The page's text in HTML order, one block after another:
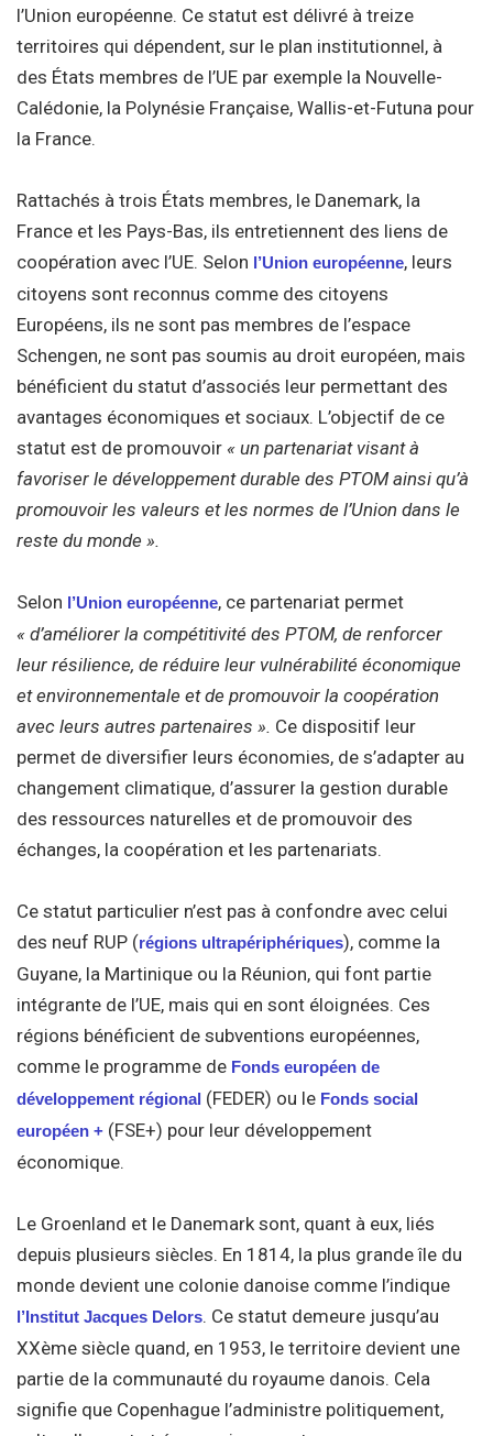
l’Union européenne. Ce statut est délivré à treize
territoires qui dépendent, sur le plan institutionnel, à
des États membres de l’UE par exemple la Nouvelle-
Calédonie, la Polynésie Française, Wallis-et-Futuna pour
la France.
Rattachés à trois États membres, le Danemark, la
France et les Pays-Bas, ils entretiennent des liens de
coopération avec l’UE. Selon l’Union européenne, leurs
citoyens sont reconnus comme des citoyens
Européens, ils ne sont pas membres de l’espace
Schengen, ne sont pas soumis au droit européen, mais
bénéficient du statut d’associés leur permettant des
avantages économiques et sociaux. L’objectif de ce
statut est de promouvoir « un partenariat visant à
favoriser le développement durable des PTOM ainsi qu’à
promouvoir les valeurs et les normes de l’Union dans le
reste du monde ».
Selon l’Union européenne, ce partenariat permet
« d’améliorer la compétitivité des PTOM, de renforcer
leur résilience, de réduire leur vulnérabilité économique
et environnementale et de promouvoir la coopération
avec leurs autres partenaires ». Ce dispositif leur
permet de diversifier leurs économies, de s’adapter au
changement climatique, d’assurer la gestion durable
des ressources naturelles et de promouvoir des
échanges, la coopération et les partenariats.
Ce statut particulier n’est pas à confondre avec celui
des neuf RUP (régions ultrapériphériques), comme la
Guyane, la Martinique ou la Réunion, qui font partie
intégrante de l’UE, mais qui en sont éloignées. Ces
régions bénéficient de subventions européennes,
comme le programme de Fonds européen de
développement régional (FEDER) ou le Fonds social
européen + (FSE+) pour leur développement
économique.
Le Groenland et le Danemark sont, quant à eux, liés
depuis plusieurs siècles. En 1814, la plus grande île du
monde devient une colonie danoise comme l’indique
l’Institut Jacques Delors. Ce statut demeure jusqu’au
XXème siècle quand, en 1953, le territoire devient une
partie de la communauté du royaume danois. Cela
signifie que Copenhague l’administre politiquement,